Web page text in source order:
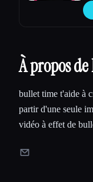
À propos
bullet time t'aide à
partir d'une seule
vidéo à effet de